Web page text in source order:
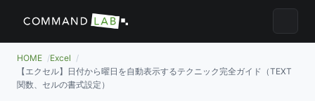
メニュ
HOME
Excel
【エクセル】日付から曜日を自動表示するテクニック完全ガイド（TEXT
関数、セルの書式設定）